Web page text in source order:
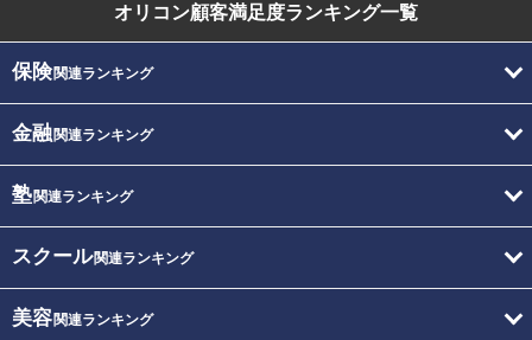
オリコン顧客満足度ランキング一覧
保険関連ランキング
金融関連ランキング
塾関連ランキング
スクール関連ランキング
美容関連ランキング